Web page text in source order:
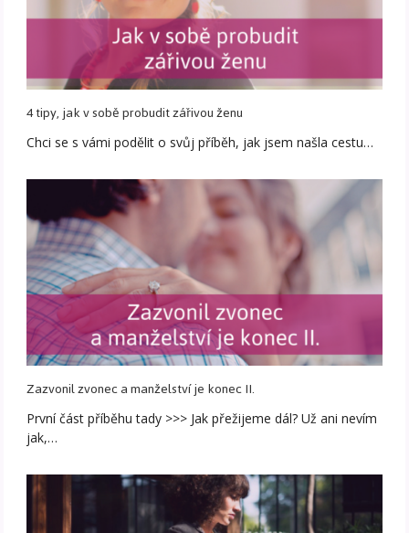
4 tipy, jak v sobě probudit zářivou ženu
Chci se s vámi podělit o svůj příběh, jak jsem našla cestu…
Zazvonil zvonec a manželství je konec II.
První část příběhu tady >>> Jak přežijeme dál? Už ani nevím
jak,…